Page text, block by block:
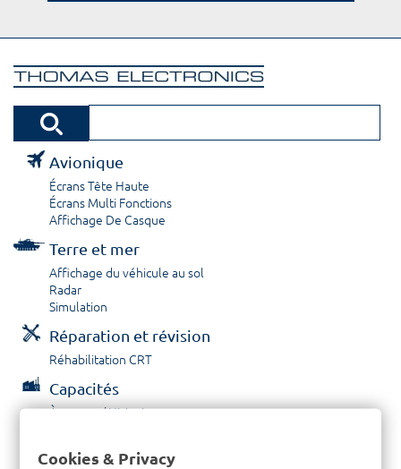
Avionique
Écrans Tête Haute
Écrans Multi Fonctions
Affichage De Casque
Terre et mer
Affichage du véhicule au sol
Radar
Simulation
Réparation et révision
Réhabilitation CRT
Capacités
À propos / Historique
Cookies & Privacy